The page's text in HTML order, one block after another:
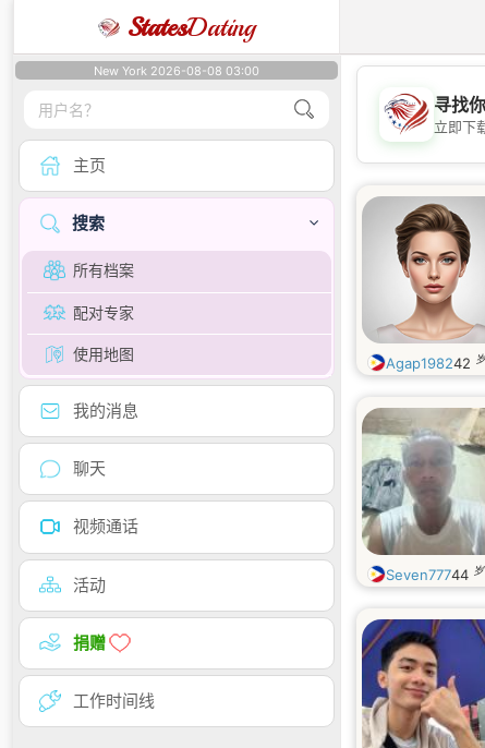
StatesDating
New York 2026-08-08 03:00
主页
搜索
所有档案
配对专家
使用地图
我的消息
聊天
视频通话
活动
捐赠
工作时间线
寻找
立即下
Agap198242 岁
Seven77744 岁